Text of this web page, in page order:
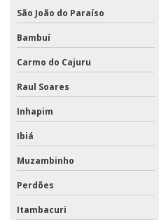
São João do Paraíso
Bambuí
Carmo do Cajuru
Raul Soares
Inhapim
Ibiá
Muzambinho
Perdões
Itambacuri